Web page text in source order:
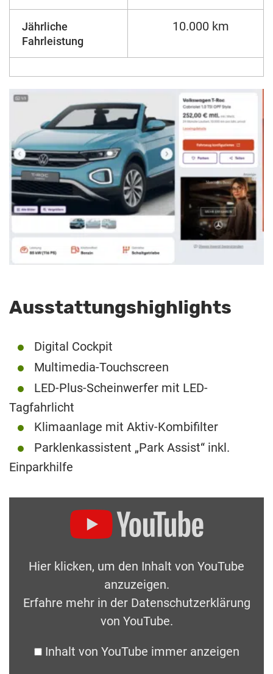
Jährliche
Fahrleistung
10.000 km
Ausstattungshighlights
Digital Cockpit
Multimedia-Touchscreen
LED-Plus-Scheinwerfer mit LED-
Tagfahrlicht
Klimaanlage mit Aktiv-Kombifilter
Parklenkassistent „Park Assist“ inkl.
Einparkhilfe
Hier klicken, um den Inhalt von YouTube
anzuzeigen.
Erfahre mehr in der Datenschutzerklärung
von YouTube.
Inhalt von YouTube immer anzeigen